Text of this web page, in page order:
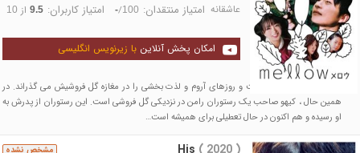
عاشقانه امتیاز منتقدان: -/100 امتیاز کاربران: 9.5از 10
امکان پخش آنلاین با زیرنویس انگلیسی
ناتسومه سیچی مجرد است و روزهای آروم و لذت بخشی را در مغازه گل فروشیش می گذراند. در
همین حال ، کیهو صاحب یک رستوران رامن در نزدیکی گل فروشی است. این رستوران از پدرش به
او رسیده و هم اکنون در حال تعطیلی برای همیشه است…
مشخص نشده